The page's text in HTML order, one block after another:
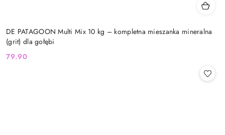
DE PATAGOON Multi Mix 10 kg – kompletna mieszanka mineralna
(grit) dla gołębi
Cena:
79.90